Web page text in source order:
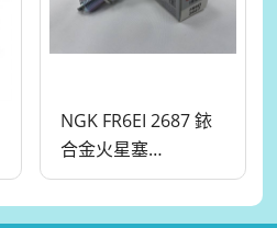
NGK FR6EI 2687 銥
合金火星塞
MITSUBISHI 三菱
【NGK原廠公司貨】